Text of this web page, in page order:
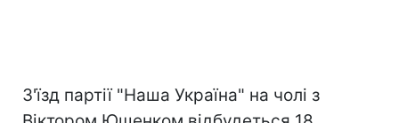
З'їзд партії "Наша Україна" на чолі з